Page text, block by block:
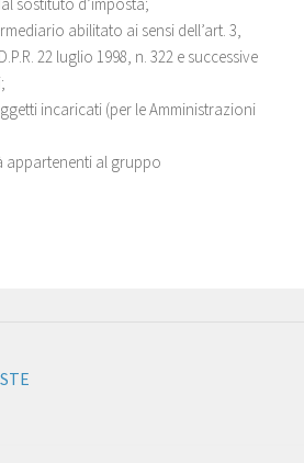
abilitato ai sensi dell’art. 3,
22 luglio 1998, n. 322 e successive
incaricati (per le Amministrazioni
appartenenti al gruppo